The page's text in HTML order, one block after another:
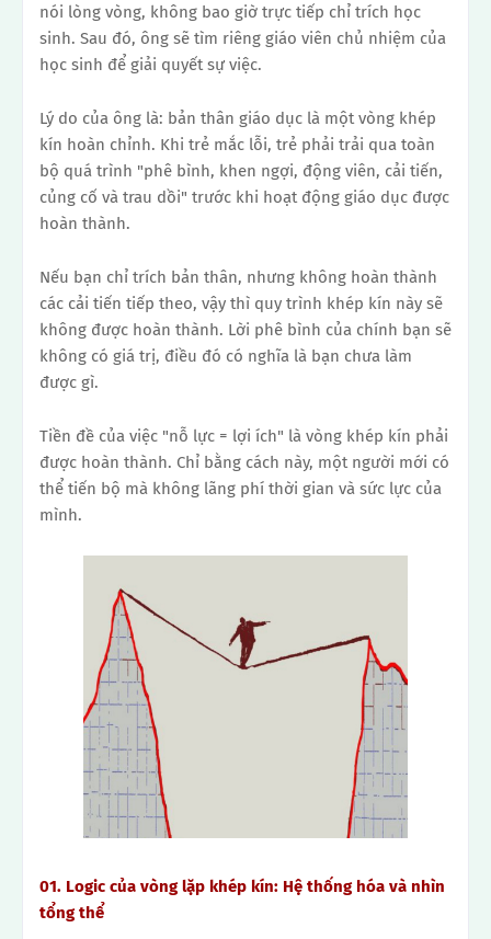
nói lòng vòng, không bao giờ trực tiếp chỉ trích học
sinh. Sau đó, ông sẽ tìm riêng giáo viên chủ nhiệm của
học sinh để giải quyết sự việc.
Lý do của ông là: bản thân giáo dục là một vòng khép
kín hoàn chỉnh. Khi trẻ mắc lỗi, trẻ phải trải qua toàn
bộ quá trình "phê bình, khen ngợi, động viên, cải tiến,
củng cố và trau dồi" trước khi hoạt động giáo dục được
hoàn thành.
Nếu bạn chỉ trích bản thân, nhưng không hoàn thành
các cải tiến tiếp theo, vậy thì quy trình khép kín này sẽ
không được hoàn thành. Lời phê bình của chính bạn sẽ
không có giá trị, điều đó có nghĩa là bạn chưa làm
được gì.
Tiền đề của việc "nỗ lực = lợi ích" là vòng khép kín phải
được hoàn thành. Chỉ bằng cách này, một người mới có
thể tiến bộ mà không lãng phí thời gian và sức lực của
mình.
01. Logic của vòng lặp khép kín: Hệ thống hóa và nhìn
tổng thể